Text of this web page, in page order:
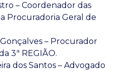
– Coordenador das
Procuradoria Geral de
– Procurador
3ª REGIÃO.
dos Santos – Advogado